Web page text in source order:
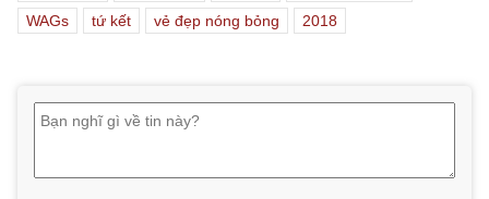
WAGs
tứ kết vẻ đẹp nóng bỏng 2018